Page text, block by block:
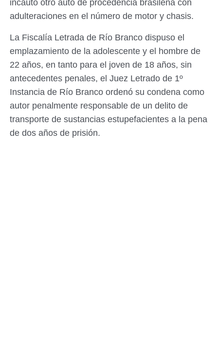
incautó otro auto de procedencia brasileña con
adulteraciones en el número de motor y chasis.
La Fiscalía Letrada de Río Branco dispuso el
emplazamiento de la adolescente y el hombre de
22 años, en tanto para el joven de 18 años, sin
antecedentes penales, el Juez Letrado de 1º
Instancia de Río Branco ordenó su condena como
autor penalmente responsable de un delito de
transporte de sustancias estupefacientes a la pena
de dos años de prisión.